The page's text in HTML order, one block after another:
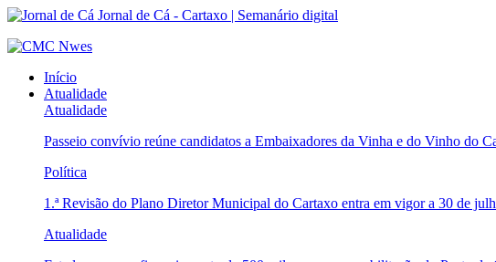
Jornal de Cá - Cartaxo | Semanário digital
Início
Atualidade
Atualidade
Passeio convívio reúne candidatos a Embaixadores da Vinha e do Vinho do
Política
1.ª Revisão do Plano Diretor Municipal do Cartaxo entra em vigor a 30 de
Atualidade